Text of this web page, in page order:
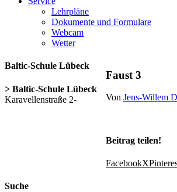
Lehrpläne
Dokumente und Formulare
Webcam
Wetter
Faust 3
Von Jens-Willem
Beitrag teilen!
FacebookX
Suche
Baltic-Schule Lübeck
> Baltic-Schule Lübeck
Karavellenstraße 2-